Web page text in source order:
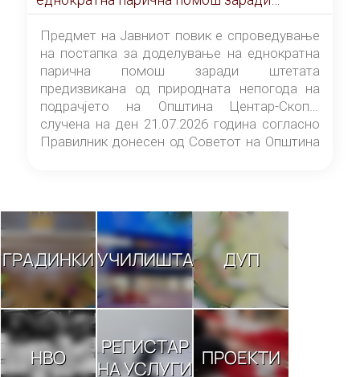
штетата предизвикана од природната
непогода на подрачјето на Општина
Центар-Скопје случена на ден 21.07.2026
година
Предмет на Јавниот повик е спроведување
на постапка за доделување на еднократна
парична помош заради штетата
предизвикана од природната непогода на
подрачјето на Општина Центар-Скопје
случена на ден 21.07.2026 година согласно
Правилник донесен од Советот на Општина
ГРАДИНКИУЧИЛИШТА ДУП
НВО
РЕГИСТАР
НА УСЛУГИ ПРОЕКТИ